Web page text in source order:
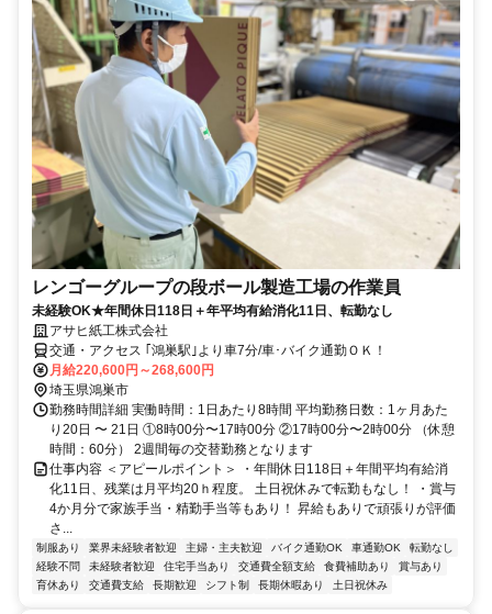
レンゴーグループの段ボール製造工場の作業員
未経験OK★年間休日118日＋年平均有給消化11日、転勤なし
アサヒ紙工株式会社
交通・アクセス ｢鴻巣駅｣より車7分/車･バイク通勤ＯＫ！
月給220,600円～268,600円
埼玉県鴻巣市
勤務時間詳細 実働時間：1日あたり8時間 平均勤務日数：1ヶ月あた
り20日 〜 21日 ①8時00分〜17時00分 ②17時00分〜2時00分 （休憩
時間：60分） 2週間毎の交替勤務となります
仕事内容 ＜アピールポイント＞ ・年間休日118日＋年間平均有給消
化11日、残業は月平均20ｈ程度。 土日祝休みで転勤もなし！ ・賞与
4か月分で家族手当・精勤手当等もあり！ 昇給もありで頑張りが評価
さ...
制服あり 業界未経験者歓迎 主婦・主夫歓迎 バイク通勤OK 車通勤OK
転勤なし
経験不問
未経験者歓迎 住宅手当あり 交通費全額支給 食費補助あり
賞与あり
育休あり
交通費支給 長期歓迎 シフト制 長期休暇あり 土日祝休み